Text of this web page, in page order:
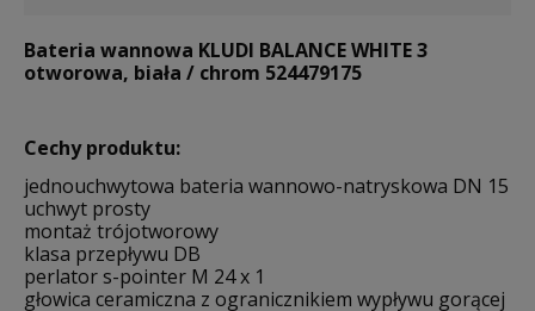
Bateria wannowa KLUDI BALANCE WHITE 3
otworowa, biała / chrom 524479175
Cechy produktu:
jednouchwytowa bateria wannowo-natryskowa DN 15
uchwyt prosty
montaż trójotworowy
klasa przepływu DB
perlator s-pointer M 24 x 1
głowica ceramiczna z ogranicznikiem wypływu gorącej